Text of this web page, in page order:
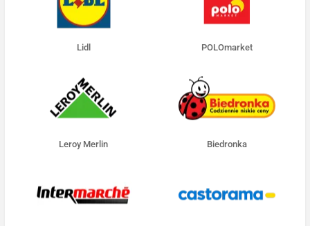
Lidl POLOmarket
Leroy Merlin Biedronka